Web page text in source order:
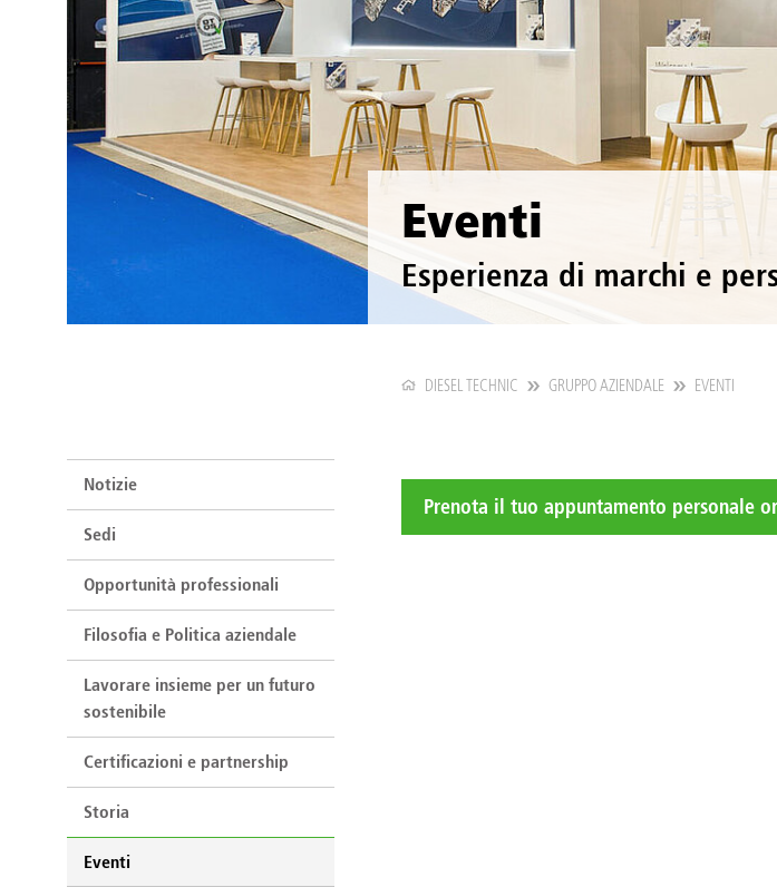
Eventi
Esperienza di marchi e
DIESEL TECHNIC GRUPPO AZIENDALE EVENTI
Prenota il tuo appuntamento personale
Notizie
Sedi
Opportunità professionali
Filosofia e Politica aziendale
Lavorare insieme per un futuro
sostenibile
Certificazioni e partnership
Storia
Eventi